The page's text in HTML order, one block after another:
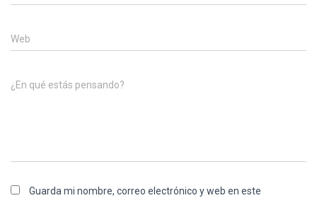
Web
¿En qué estás pensando?
Guarda mi nombre, correo electrónico y web en este